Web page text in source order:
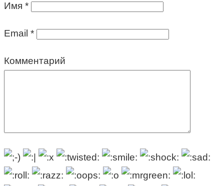
Имя *
Email *
Комментарий